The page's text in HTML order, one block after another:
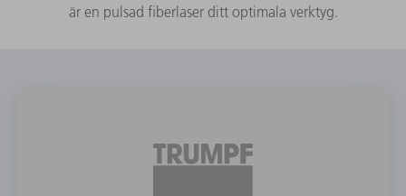
är en pulsad fiberlaser ditt optimala verktyg.